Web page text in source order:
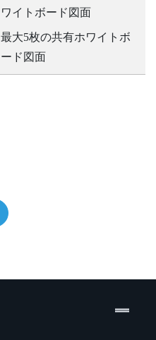
ワイトボード図面
最大5枚の共有ホワイトボ
ード図面